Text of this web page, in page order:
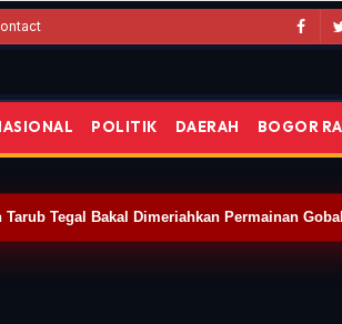
POLITIK DAERAH BOGOR
Tarub Tegal Bakal Dimeriahkan Permainan